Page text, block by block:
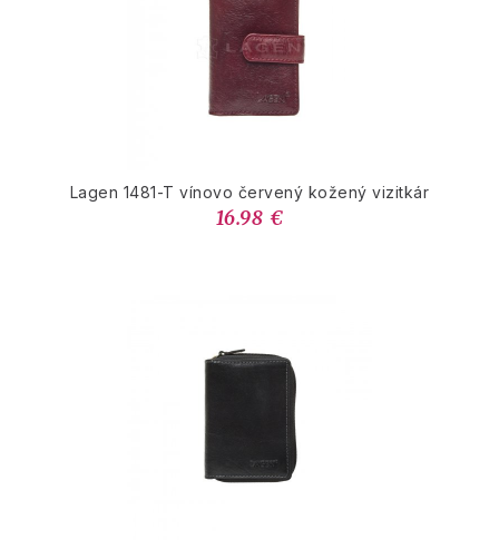
Lagen 1481-T vínovo červený kožený vizitkár
16.98 €